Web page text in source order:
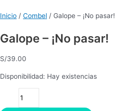
Inicio / Combel / Galope – ¡No pasar!
Galope – ¡No pasar!
S/39.00
Disponibilidad: Hay existencias